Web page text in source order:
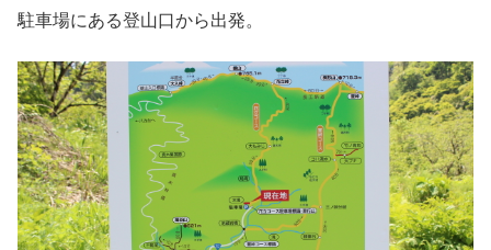
駐車場にある登山口から出発。